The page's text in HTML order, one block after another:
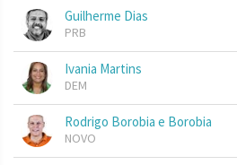
Guilherme Dias
PRB
Ivania Martins
DEM
Rodrigo Borobia e Borobia
NOVO